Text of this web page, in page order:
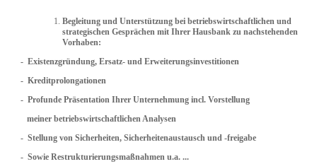
Begleitung und Unterstützung bei betriebswirtschaftlichen und
strategischen Gesprächen mit Ihrer Hausbank zu nachstehenden
Vorhaben:
- Existenzgründung, Ersatz- und Erweiterungsinvestitionen
- Kreditprolongationen
- Profunde Präsentation Ihrer Unternehmung incl. Vorstellung
meiner betriebswirtschaftlichen Analysen
- Stellung von Sicherheiten, Sicherheitenaustausch und -freigabe
- Sowie Restrukturierungsmaßnahmen u.a. ...